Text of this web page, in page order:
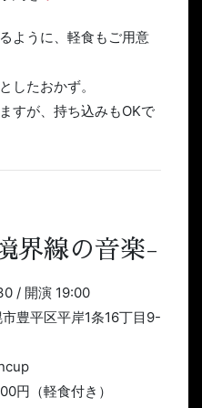
ように、軽食もご用意
したおかず。
すが、持ち込みもOKで
界線の音楽-
/ 開演 19:00
豊平区平岸1条16丁目9-
円（軽食付き）